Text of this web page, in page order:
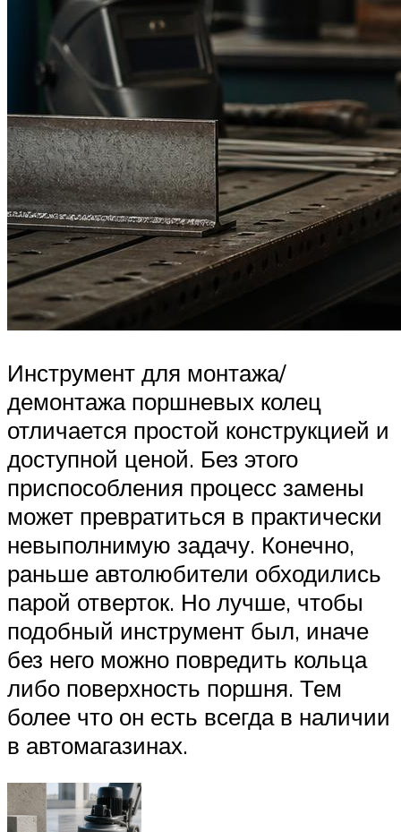
Инструмент для монтажа/
демонтажа поршневых колец
отличается простой конструкцией и
доступной ценой. Без этого
приспособления процесс замены
может превратиться в практически
невыполнимую задачу. Конечно,
раньше автолюбители обходились
парой отверток. Но лучше, чтобы
подобный инструмент был, иначе
без него можно повредить кольца
либо поверхность поршня. Тем
более что он есть всегда в наличии
в автомагазинах.